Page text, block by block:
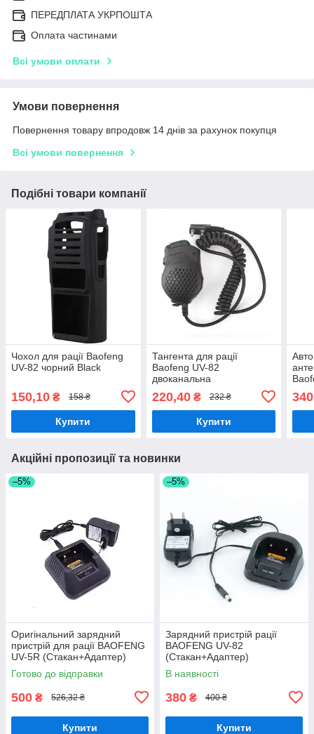
ПЕРЕДПЛАТА УКРПОШТА
Оплата частинами
Всі умови оплати
Умови повернення
Повернення товару впродовж 14 днів за рахунок покупця
Всі умови повернення
Подібні товари компанії
Чохол для рації Baofeng
UV-82 чорний Black
150,10 ₴ 158 ₴
Купити
Тангента для рації
Baofeng UV-82
двоканальна
220,40₴ 232 ₴
Купити
340
Акційні пропозиції та новинки
–5%
Оригінальний зарядний
пристрій для рації BAOFENG
UV-5R (Стакан+Адаптер)
Готово до відправки
500 ₴ 526,32 ₴
Купити
–5%
Зарядний пристрій рації
BAOFENG UV-82
(Стакан+Адаптер)
В наявності
380 ₴ 400 ₴
Купити